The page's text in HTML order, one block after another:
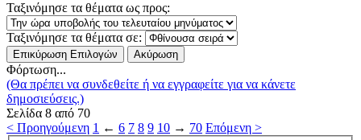
Ταξινόμησε τα θέματα ως προς:
Ταξινόμησε τα θέματα σε:
Φόρτωση...
(Θα πρέπει να συνδεθείτε ή να εγγραφείτε για να κάνετε
δημοσιεύσεις.)
Σελίδα 8 από 70
< Προηγούμενη 1 ← 6 7 8 9 10 → 70 Επόμενη >